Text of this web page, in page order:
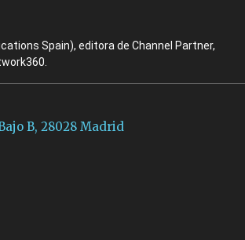
Spain), editora de Channel Partner,
B, 28028 Madrid